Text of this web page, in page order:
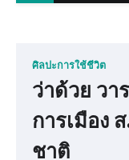
ศิลปะการใช้ชีวิต
ว่าด้วย วา
การเมือง
ชาติ